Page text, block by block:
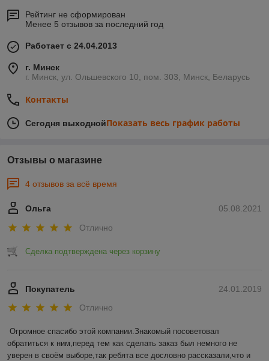
Рейтинг не сформирован
Менее 5 отзывов за последний год
Работает с 24.04.2013
г. Минск
г. Минск, ул. Ольшевского 10, пом. 303, Минск, Беларусь
Контакты
Сегодня выходнойПоказать весь график работы
Отзывы о магазине
4 отзывов за всё время
05.08.2021
Ольга
Отлично
Сделка подтверждена через корзину
24.01.2019
Покупатель
Отлично
Огромное спасибо этой компании.Знакомый посоветовал
обратиться к ним,перед тем как сделать заказ был немного не
уверен в своём выборе,так ребята все дословно рассказали,что и